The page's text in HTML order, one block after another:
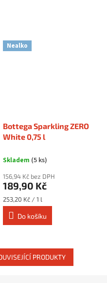
Nealko
Bottega Sparkling ZERO
White 0,75 l
Skladem (5 ks)
156,94 Kč bez DPH
189,90 Kč
Měrná
cena:
253,20 Kč / 1 l
Do košíku
PRODUKTY